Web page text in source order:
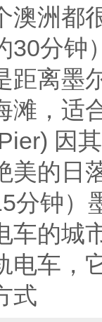
澳洲都
30分
距离墨
滩，适
因
美的日
分钟
车的城
电车，
式